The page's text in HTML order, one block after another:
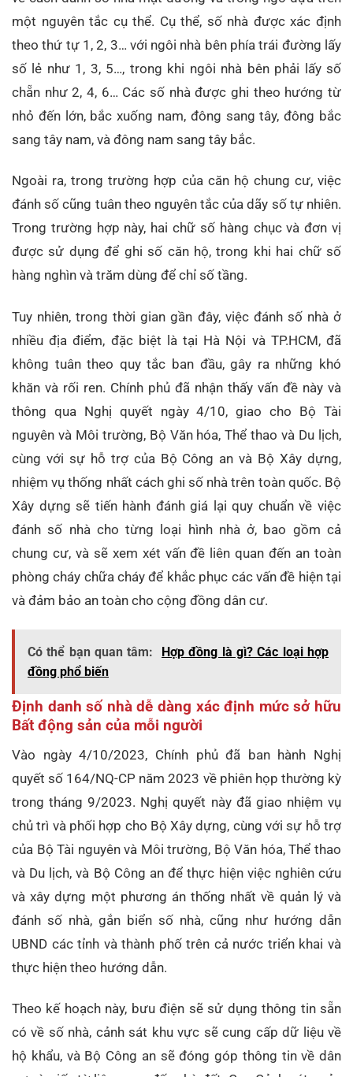
một nguyên tắc cụ thể. Cụ thể, số nhà được xác định
theo thứ tự 1, 2, 3… với ngôi nhà bên phía trái đường lấy
số lẻ như 1, 3, 5…, trong khi ngôi nhà bên phải lấy số
chẵn như 2, 4, 6… Các số nhà được ghi theo hướng từ
nhỏ đến lớn, bắc xuống nam, đông sang tây, đông bắc
sang tây nam, và đông nam sang tây bắc.
Ngoài ra, trong trường hợp của căn hộ chung cư, việc
đánh số cũng tuân theo nguyên tắc của dãy số tự nhiên.
Trong trường hợp này, hai chữ số hàng chục và đơn vị
được sử dụng để ghi số căn hộ, trong khi hai chữ số
hàng nghìn và trăm dùng để chỉ số tầng.
Tuy nhiên, trong thời gian gần đây, việc đánh số nhà ở
nhiều địa điểm, đặc biệt là tại Hà Nội và TP.HCM, đã
không tuân theo quy tắc ban đầu, gây ra những khó
khăn và rối ren. Chính phủ đã nhận thấy vấn đề này và
thông qua Nghị quyết ngày 4/10, giao cho Bộ Tài
nguyên và Môi trường, Bộ Văn hóa, Thể thao và Du lịch,
cùng với sự hỗ trợ của Bộ Công an và Bộ Xây dựng,
nhiệm vụ thống nhất cách ghi số nhà trên toàn quốc. Bộ
Xây dựng sẽ tiến hành đánh giá lại quy chuẩn về việc
đánh số nhà cho từng loại hình nhà ở, bao gồm cả
chung cư, và sẽ xem xét vấn đề liên quan đến an toàn
phòng cháy chữa cháy để khắc phục các vấn đề hiện tại
và đảm bảo an toàn cho cộng đồng dân cư.
Có thể bạn quan tâm:
Hợp đồng là gì? Các loại hợp
đồng phổ biến
Định danh số nhà dễ dàng xác định mức sở hữu
Bất động sản của mỗi người
Vào ngày 4/10/2023, Chính phủ đã ban hành Nghị
quyết số 164/NQ-CP năm 2023 về phiên họp thường kỳ
trong tháng 9/2023. Nghị quyết này đã giao nhiệm vụ
chủ trì và phối hợp cho Bộ Xây dựng, cùng với sự hỗ trợ
của Bộ Tài nguyên và Môi trường, Bộ Văn hóa, Thể thao
và Du lịch, và Bộ Công an để thực hiện việc nghiên cứu
và xây dựng một phương án thống nhất về quản lý và
đánh số nhà, gắn biển số nhà, cũng như hướng dẫn
UBND các tỉnh và thành phố trên cả nước triển khai và
thực hiện theo hướng dẫn.
Theo kế hoạch này, bưu điện sẽ sử dụng thông tin sẵn
có về số nhà, cảnh sát khu vực sẽ cung cấp dữ liệu về
hộ khẩu, và Bộ Công an sẽ đóng góp thông tin về dân